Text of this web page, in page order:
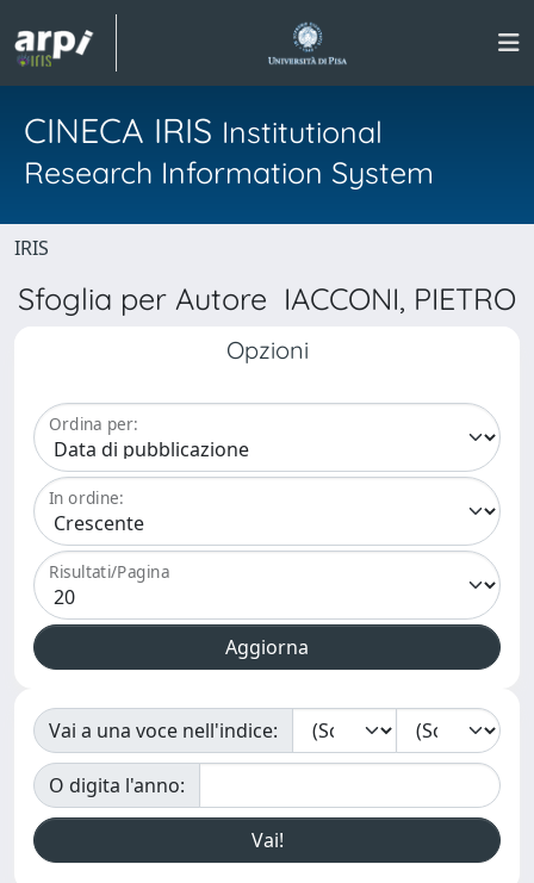
CINECA IRIS Institutional
Research Information System
IRIS
Sfoglia per Autore IACCONI, PIETRO
Opzioni
Ordina per:
In ordine:
Risultati/Pagina
Vai a una voce nell'indice:
O digita l'anno: